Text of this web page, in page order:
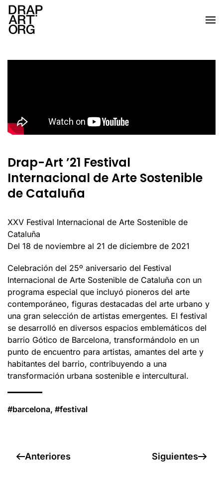
Ir al contenido principal
Drap-Art ’21 Festival
Internacional de Arte Sostenible
de Cataluña
XXV Festival Internacional de Arte Sostenible de
Cataluña
Del 18 de noviembre al 21 de diciembre de 2021
Celebración del 25º aniversario del Festival
Internacional de Arte Sostenible de Cataluña con un
programa especial que incluyó pioneros del arte
contemporáneo, figuras destacadas del arte urbano y
una gran selección de artistas emergentes. El festival
se desarrolló en diversos espacios emblemáticos del
barrio Gótico de Barcelona, transformándolo en un
punto de encuentro para artistas, amantes del arte y
habitantes del barrio, contribuyendo a una
transformación urbana sostenible e intercultural.
#barcelona, #festival
Anteriores Siguientes